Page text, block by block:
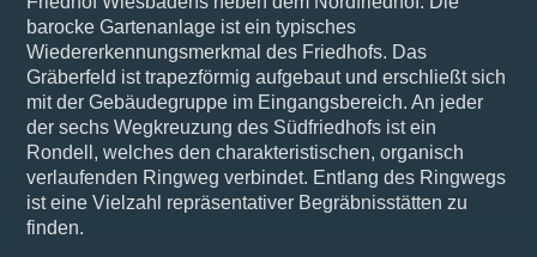
barocke Gartenanlage ist ein typisches
Wiedererkennungsmerkmal des Friedhofs. Das
Gräberfeld ist trapezförmig aufgebaut und erschließt sich
mit der Gebäudegruppe im Eingangsbereich. An jeder
der sechs Wegkreuzung des Südfriedhofs ist ein
Rondell, welches den charakteristischen, organisch
verlaufenden Ringweg verbindet. Entlang des Ringwegs
ist eine Vielzahl repräsentativer Begräbnisstätten zu
finden.